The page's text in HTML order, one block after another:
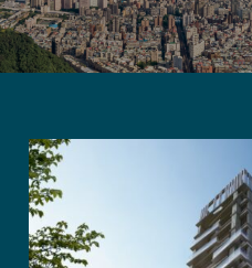
預約鑑賞 Appointment